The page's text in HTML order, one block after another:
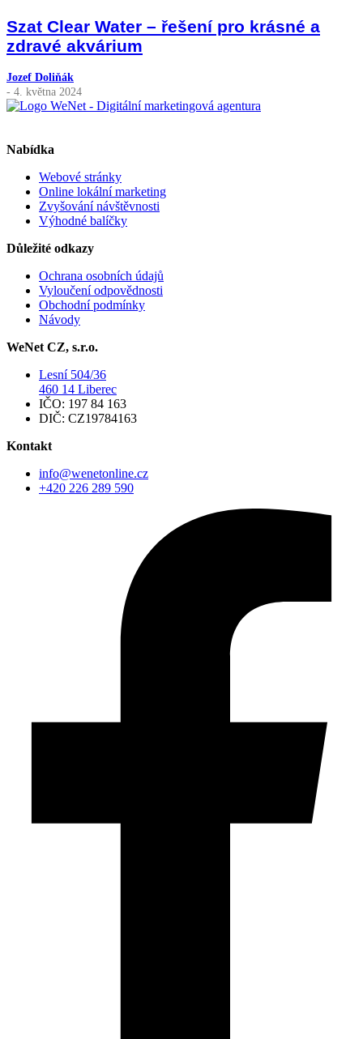
Szat Clear Water – řešení pro krásné a
zdravé akvárium
Jozef Doliňák
- 4. května 2024
Nabídka
Webové stránky
Online lokální marketing
Zvyšování návštěvnosti
Výhodné balíčky
Důležité odkazy
Ochrana osobních údajů
Vyloučení odpovědnosti
Obchodní podmínky
Návody
WeNet CZ, s.r.o.
Lesní 504/36
460 14 Liberec
IČO: 197 84 163
DIČ: CZ19784163
Kontakt
info@wenetonline.cz
+420 226 289 590